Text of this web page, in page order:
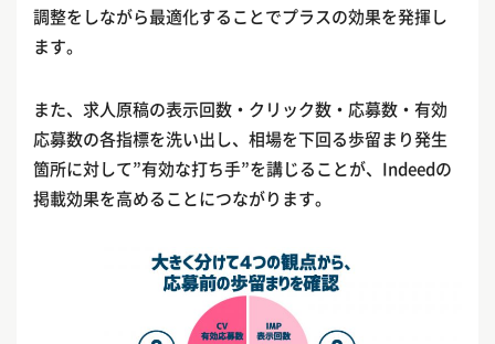
調整をしながら最適化することでプラスの効果を発揮し
ます。
また、求人原稿の表示回数・クリック数・応募数・有効
応募数の各指標を洗い出し、相場を下回る歩留まり発生
箇所に対して”有効な打ち手”を講じることが、Indeedの
掲載効果を高めることにつながります。